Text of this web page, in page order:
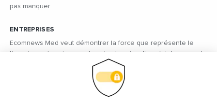
pas manquer
ENTREPRISES
Ecomnews Med veut démontrer la force que représente le
tissu des entreprises sur tous les bassins d’emploi des pays du
pourtour méditerranéen en réalisant des focus sur les plus